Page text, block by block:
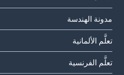
مدونة الهندسة
تعلَّم الألمانية
تعلَّم الفرنسية